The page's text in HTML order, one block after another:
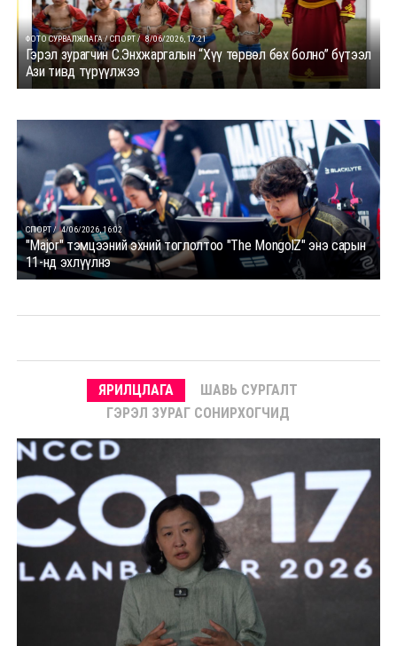
ФОТО СУРВАЛЖЛАГА / СПОРТ / 8/06/2026, 17:21
Гэрэл зурагчин С.Энхжаргалын “Хүү төрвөл бөх болно” бүтээл
Ази тивд түрүүлжээ
СПОРТ / 4/06/2026, 16:02
"Major" тэмцээний эхний тоглолтоо "The MongolZ" энэ сарын
11-нд эхлүүлнэ
ЯРИЛЦЛАГА
ШАВЬ СУРГАЛТ
ГЭРЭЛ ЗУРАГ СОНИРХОГЧИД